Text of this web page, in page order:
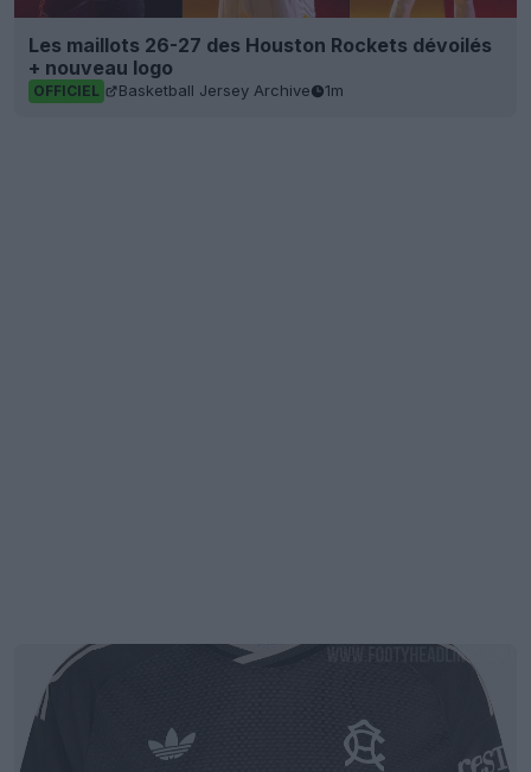
Les maillots 26-27 des Houston Rockets dévoilés
+ nouveau logo
OFFICIEL Basketball Jersey Archive 1m